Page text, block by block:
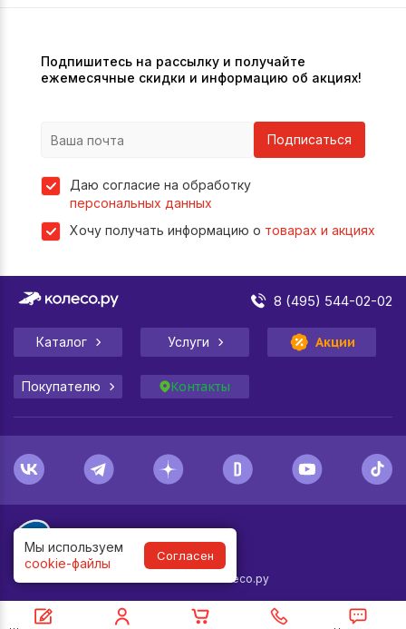
Мы используем
cookie-файлы
Согласен
Подпишитесь на рассылку и получайте
ежемесячные скидки и информацию об акциях!
Подписаться
Даю согласие на обработку
персональных данных
Хочу получать информацию о товарах и акциях
8 (495) 544-02-02
Каталог Услуги Акции
Покупателю Контакты
© Колесо.ру